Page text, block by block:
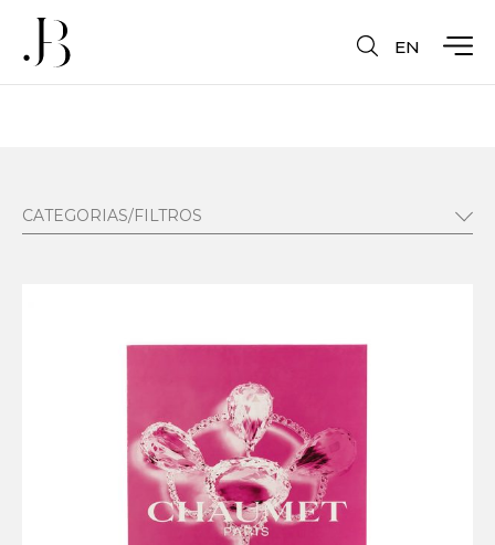
EN
CATEGORIAS/FILTROS